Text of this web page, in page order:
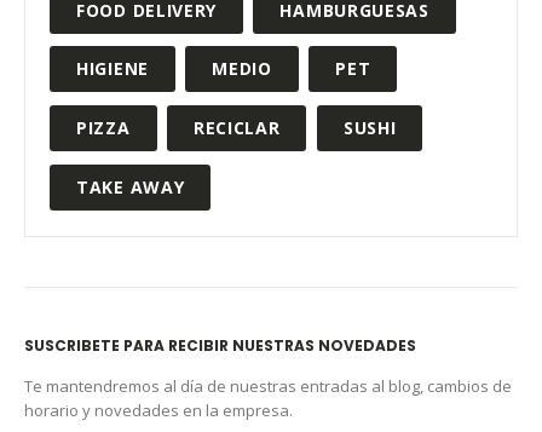
FOOD DELIVERY HAMBURGUESAS
HIGIENE MEDIO PET
PIZZA RECICLAR SUSHI
TAKE AWAY
SUSCRIBETE PARA RECIBIR NUESTRAS NOVEDADES
Te mantendremos al día de nuestras entradas al blog, cambios de
horario y novedades en la empresa.